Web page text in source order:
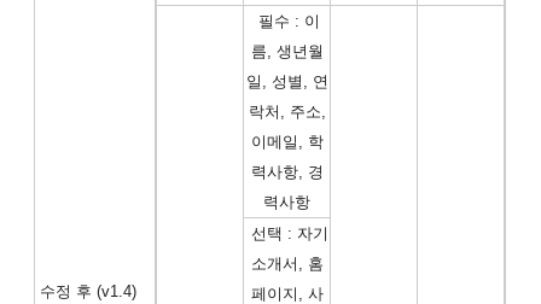
수정 후(v1.4)
필수 : 이
름, 생년월
일, 성별, 연
락처, 주소,
이메일, 학
력사항, 경
력사항
선택 : 자기
소개서, 홈
페이지, 사